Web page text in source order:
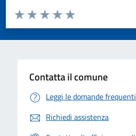
Valuta da 1 a 5 stelle la pagina
Valuta 5 stelle su 5
Valuta 4 stelle su 5
Valuta 3 stelle su 5
Valuta 2 stelle su 5
Valuta 1 stelle su 5
Contatta il comune
Leggi le domande frequenti
Richiedi assistenza